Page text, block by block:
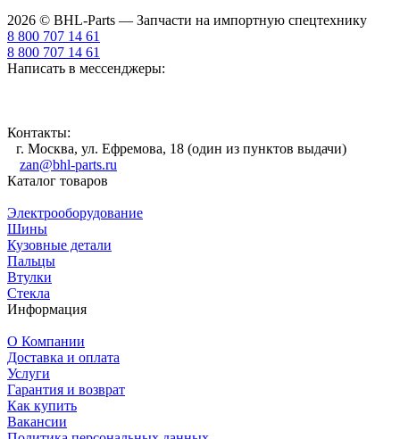
2026 © BHL-Parts — Запчасти на импортную спецтехнику
8 800 707 14 61
8 800 707 14 61
Написать в мессенджеры:
Контакты:
г. Москва, ул. Ефремова, 18 (один из пунктов выдачи)
zan@bhl-parts.ru
Каталог товаров
Электрооборудование
Шины
Кузовные детали
Пальцы
Втулки
Стекла
Информация
О Компании
Доставка и оплата
Услуги
Гарантия и возврат
Как купить
Вакансии